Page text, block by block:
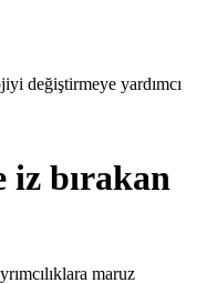
değiştirmeye yardımcı
bırakan
maruz